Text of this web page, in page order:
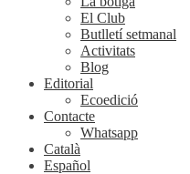
El Club
Butlletí setmanal
Activitats
Blog
Editorial
Ecoedició
Contacte
Whatsapp
Català
Español